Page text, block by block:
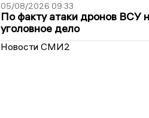
05/08/2026 09:33
По факту атаки дронов ВСУ
уголовное дело
Новости СМИ2